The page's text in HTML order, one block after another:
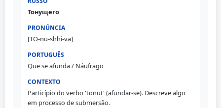
Тонущего
[TO-nu-shhi-va]
Que se afunda / Náufrago
Particípio do verbo 'tonut' (afundar-se). Descreve algo
em processo de submersão.